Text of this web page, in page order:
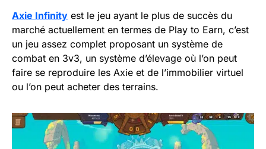
Axie Infinity est le jeu ayant le plus de succès du
marché actuellement en termes de Play to Earn, c’est
un jeu assez complet proposant un système de
combat en 3v3, un système d’élevage où l’on peut
faire se reproduire les Axie et de l’immobilier virtuel
ou l’on peut acheter des terrains.